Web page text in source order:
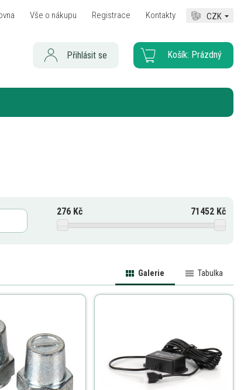
Vše o nákupu Registrace Kontakty CZK
Košík: Prázdný
Přihlásit se
276Kč 71452Kč
Tabulka
Galerie